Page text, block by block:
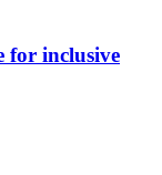
for inclusive